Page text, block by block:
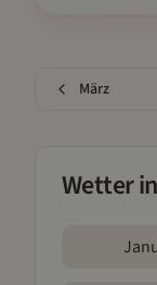
März
Wetter